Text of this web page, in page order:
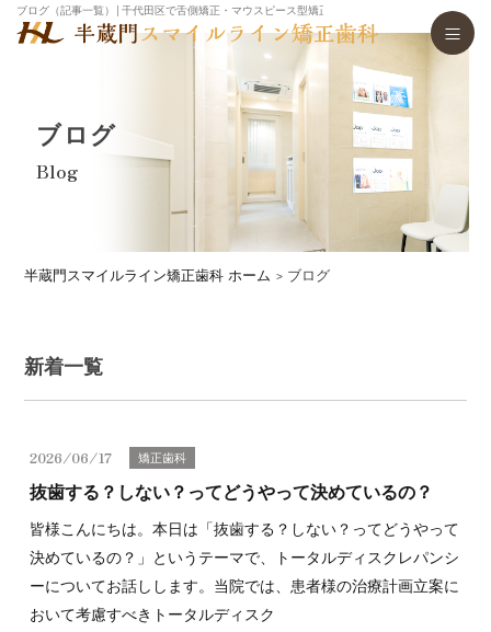
ブログ（記事一覧）│千代田区で舌側矯正・マウスピース型矯正歯科装置（インビザライン）
ブログ
Blog
半蔵門スマイルライン矯正歯科 ホーム ブログ
新着一覧
2026/06/17 矯正歯科
抜歯する？しない？ってどうやって決めているの？
皆様こんにちは。本日は「抜歯する？しない？ってどうやって
決めているの？」というテーマで、トータルディスクレパンシ
ーについてお話しします。当院では、患者様の治療計画立案に
おいて考慮すべきトータルディスク